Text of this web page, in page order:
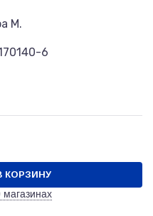
М.
6
КОРЗИНУ
магазинах